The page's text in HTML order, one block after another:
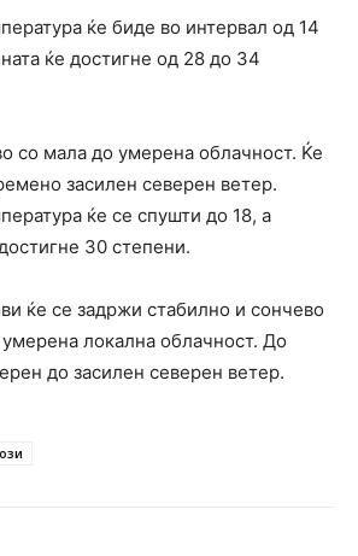
ќе биде во интервал од 14
ќе достигне од 28 до 34
со мала до умерена облачност. Ќе
засилен северен ветер.
ќе се спушти до 18, а
30 степени.
ќе се задржи стабилно и сончево
локална облачност. До
до засилен северен ветер.